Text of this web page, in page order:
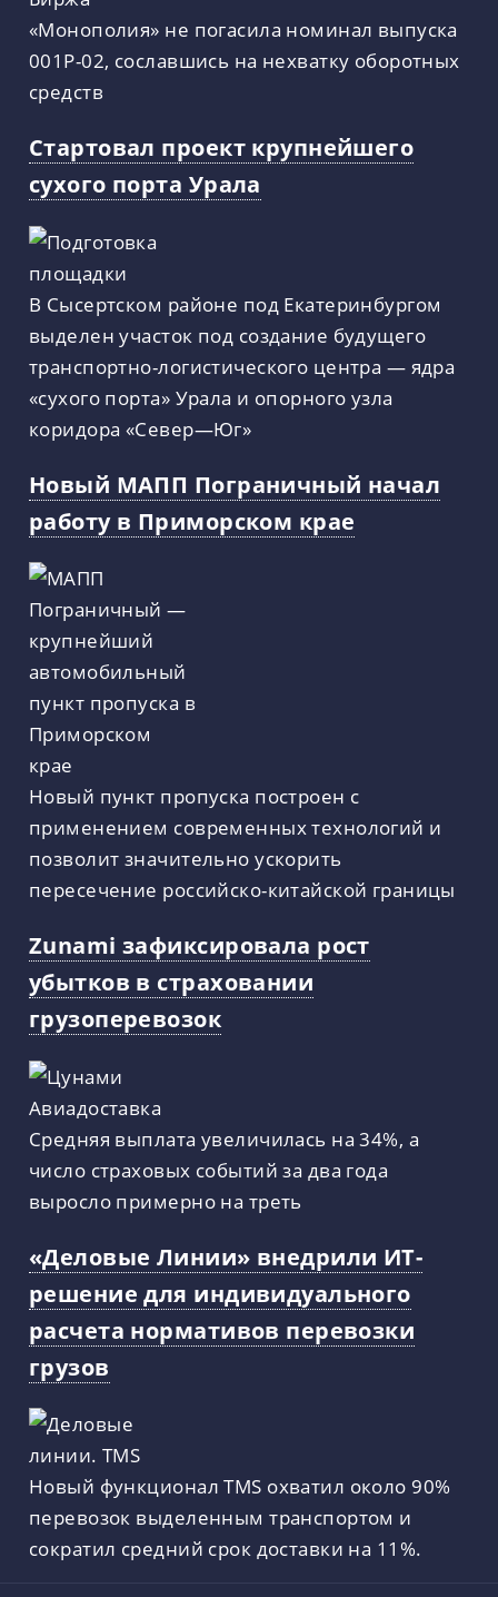
«Монополия» не погасила номинал выпуска
001Р-02, сославшись на нехватку оборотных
средств
Стартовал проект крупнейшего
сухого порта Урала
В Сысертском районе под Екатеринбургом
выделен участок под создание будущего
транспортно-логистического центра — ядра
«сухого порта» Урала и опорного узла
коридора «Север—Юг»
Новый МАПП Пограничный начал
работу в Приморском крае
Новый пункт пропуска построен с
применением современных технологий и
позволит значительно ускорить
пересечение российско-китайской границы
Zunami зафиксировала рост
убытков в страховании
грузоперевозок
Средняя выплата увеличилась на 34%, а
число страховых событий за два года
выросло примерно на треть
«Деловые Линии» внедрили ИТ-
решение для индивидуального
расчета нормативов перевозки
грузов
Новый функционал TMS охватил около 90%
перевозок выделенным транспортом и
сократил средний срок доставки на 11%.